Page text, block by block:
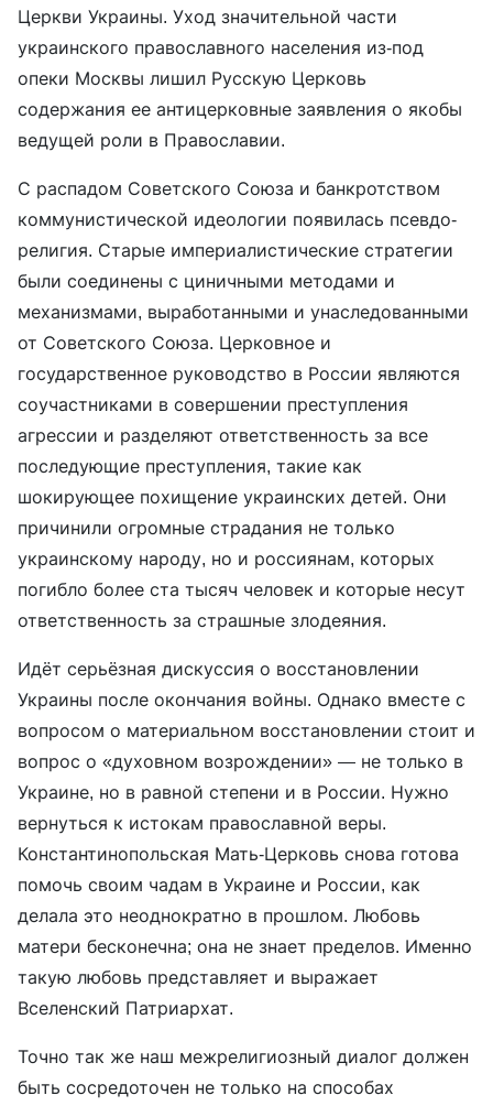
Церкви Украины. Уход значительной части
украинского православного населения из-под
опеки Москвы лишил Русскую Церковь
содержания ее антицерковные заявления о якобы
ведущей роли в Православии.
С распадом Советского Союза и банкротством
коммунистической идеологии появилась псевдо-
религия. Старые империалистические стратегии
были соединены с циничными методами и
механизмами, выработанными и унаследованными
от Советского Союза. Церковное и
государственное руководство в России являются
соучастниками в совершении преступления
агрессии и разделяют ответственность за все
последующие преступления, такие как
шокирующее похищение украинских детей. Они
причинили огромные страдания не только
украинскому народу, но и россиянам, которых
погибло более ста тысяч человек и которые несут
ответственность за страшные злодеяния.
Идёт серьёзная дискуссия о восстановлении
Украины после окончания войны. Однако вместе с
вопросом о материальном восстановлении стоит и
вопрос о «духовном возрождении» — не только в
Украине, но в равной степени и в России. Нужно
вернуться к истокам православной веры.
Константинопольская Мать-Церковь снова готова
помочь своим чадам в Украине и России, как
делала это неоднократно в прошлом. Любовь
матери бесконечна; она не знает пределов. Именно
такую любовь представляет и выражает
Вселенский Патриархат.
Точно так же наш межрелигиозный диалог должен
быть сосредоточен не только на способах